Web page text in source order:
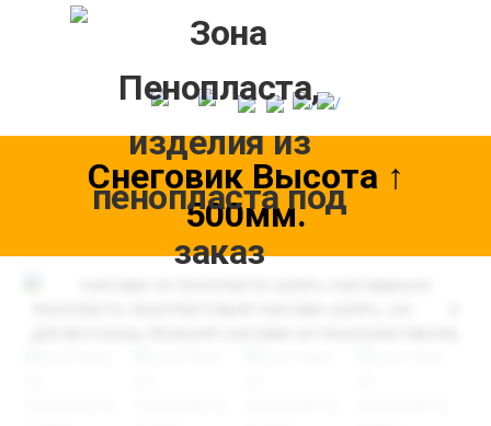
Снеговик Высота ↑
500мм.